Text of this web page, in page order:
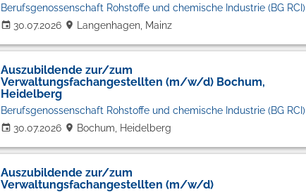
30.07.2026
Berufsgenossenschaft Rohstoffe und chemische Industrie (BG RCI)
Langenhagen, Mainz
Auszubildende zur/zum
Verwaltungsfachangestellten (m/w/d) Bochum,
Heidelberg
30.07.2026
Berufsgenossenschaft Rohstoffe und chemische Industrie (BG RCI)
Bochum, Heidelberg
Auszubildende zur/zum
Verwaltungsfachangestellten (m/w/d)